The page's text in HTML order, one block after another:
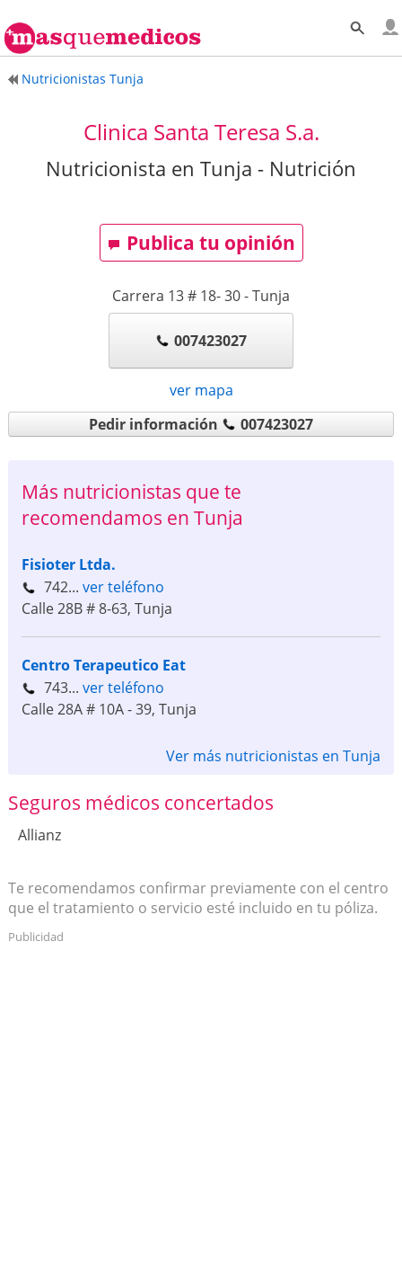
Nutricionistas Tunja
Clinica Santa Teresa S.a.
Nutricionista en Tunja - Nutrición
Publica tu opinión
Carrera 13 # 18- 30-Tunja
007423027
ver mapa
Pedir información
007423027
Más nutricionistas que te
recomendamos en Tunja
Fisioter Ltda.
742... ver teléfono
Calle 28B # 8-63, Tunja
Centro Terapeutico Eat
743... ver teléfono
Calle 28A # 10A - 39, Tunja
Ver más nutricionistas en Tunja
Seguros médicos concertados
Allianz
Te recomendamos confirmar previamente con el centro
que el tratamiento o servicio esté incluido en tu póliza.
Publicidad